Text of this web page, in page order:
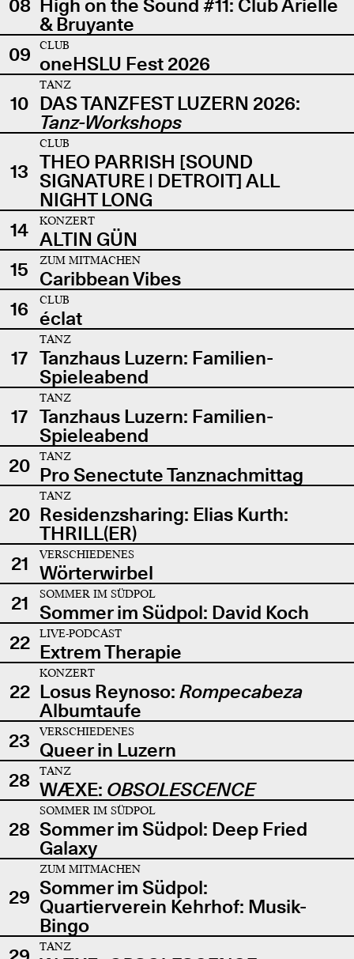
08 High on the Sound #11: Club Arielle
& Bruyante
09
CLUB
oneHSLU Fest 2026
10
TANZ
DAS TANZFEST LUZERN 2026:
Tanz-Workshops
13
CLUB
THEO PARRISH [SOUND
SIGNATURE | DETROIT] ALL
NIGHT LONG
14
KONZERT
ALTIN GÜN
15
ZUM MITMACHEN
Caribbean Vibes
16
CLUB
éclat
17
TANZ
Tanzhaus Luzern: Familien-
Spieleabend
17
TANZ
Tanzhaus Luzern: Familien-
Spieleabend
20
TANZ
Pro Senectute Tanznachmittag
20
TANZ
Residenzsharing: Elias Kurth:
THRILL(ER)
21
VERSCHIEDENES
Wörterwirbel
21
SOMMER IM SÜDPOL
Sommer im Südpol: David Koch
22
LIVE-PODCAST
Extrem Therapie
22
KONZERT
Losus Reynoso: Rompecabeza
Albumtaufe
23
VERSCHIEDENES
Queer in Luzern
28
TANZ
WÆXE: OBSOLESCENCE
28
SOMMER IM SÜDPOL
Sommer im Südpol: Deep Fried
Galaxy
29
ZUM MITMACHEN
Sommer im Südpol:
Quartierverein Kehrhof: Musik-
Bingo
TANZ